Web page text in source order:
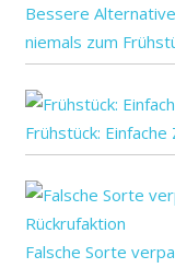
und
Bessere
niemals zum
Frühstück:
Falsche Sorte